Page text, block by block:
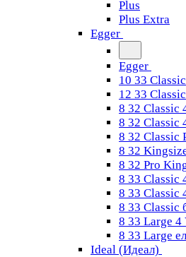
Plus
Plus Extra
Egger
Egger
10 33
12 33
8 32 Classic
8 32 Classic
8 32 Classic
8 32
8 32 Pro
8 33 Classic
8 33 Classic
8 33 Classic
8 33 Large 4
8 33 Large
Ideal (Идеал)